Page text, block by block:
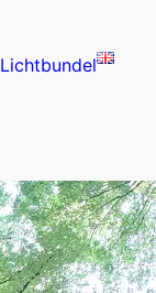
Lichtbundel